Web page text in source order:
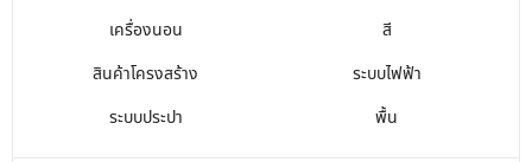
เครื่องนอน
สี
สินค้าโครงสร้าง
ระบบไฟฟ้า
ระบบประปา
พื้น